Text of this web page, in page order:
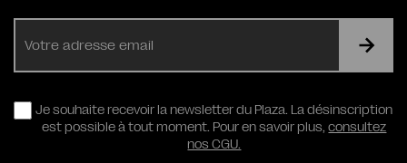
RGPD
Je souhaite recevoir la newsletter du Plaza. La désinscription
est possible à tout moment. Pour en savoir plus,consultez
nos CGU.